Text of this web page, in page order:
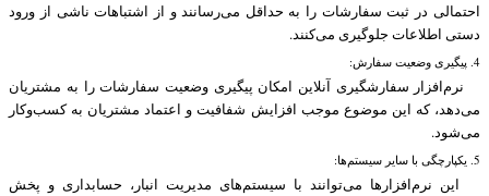
احتمالی در ثبت سفارشات را به حداقل می‌رسانند و از اشتباهات ناشی از ورود
دستی اطلاعات جلوگیری می‌کنند.
4. پیگیری وضعیت سفارش:
نرم‌افزار سفارشگیری آنلاین امکان پیگیری وضعیت سفارشات را به مشتریان
می‌دهد، که این موضوع موجب افزایش شفافیت و اعتماد مشتریان به کسب‌وکار
می‌شود.
5. یکپارچگی با سایر سیستم‌ها:
این نرم‌افزارها می‌توانند با سیستم‌های مدیریت انبار، حسابداری و پخش